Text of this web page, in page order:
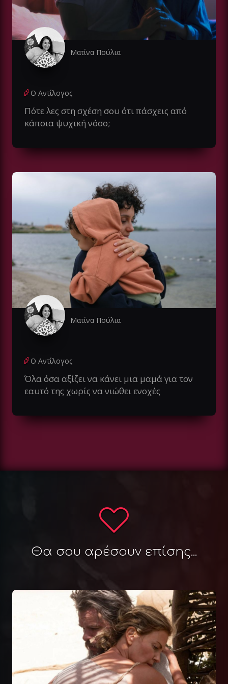
Ματίνα Πούλια
Ο Αντίλογος
Πότε λες στη σχέση σου ότι πάσχεις από
κάποια ψυχική νόσο;
Ματίνα Πούλια
Ο Αντίλογος
Όλα όσα αξίζει να κάνει μια μαμά για τον
εαυτό της χωρίς να νιώθει ενοχές
Θα σου αρέσουν επίσης...